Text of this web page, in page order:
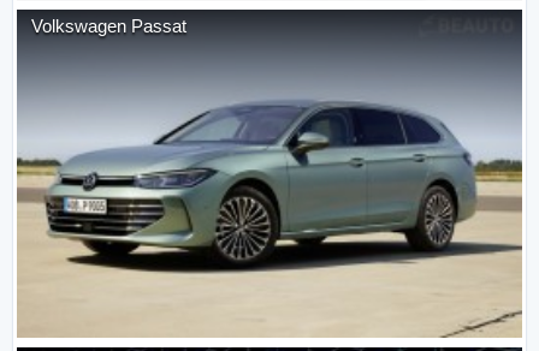
Volkswagen Passat